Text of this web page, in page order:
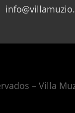
– Villa